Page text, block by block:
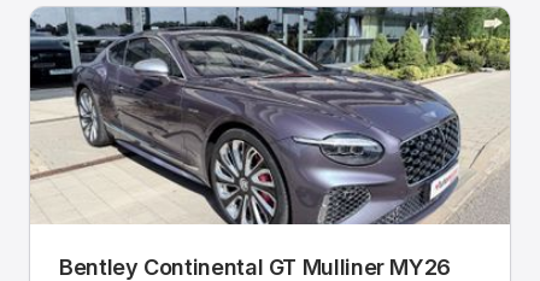
Bentley Continental GT Mulliner MY26